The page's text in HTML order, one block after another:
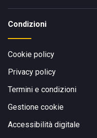
Condizioni
Cookie policy
Privacy policy
Termini e condizioni
Gestione cookie
Accessibilità digitale